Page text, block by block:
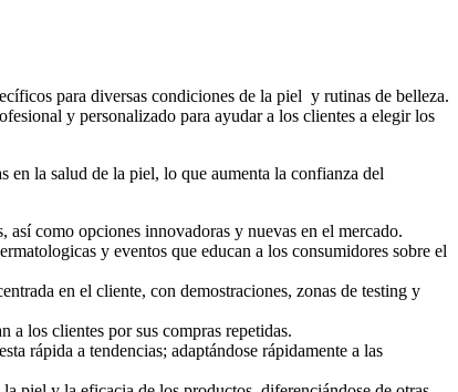
para diversas condiciones de la piel y rutinas de belleza.
y personalizado para ayudar a los clientes a elegir los
en la salud de la piel, lo que aumenta la confianza del
así como opciones innovadoras y nuevas en el mercado.
y eventos que educan a los consumidores sobre el
en el cliente, con demostraciones, zonas de testing y
a los clientes por sus compras repetidas.
rápida a tendencias; adaptándose rápidamente a las